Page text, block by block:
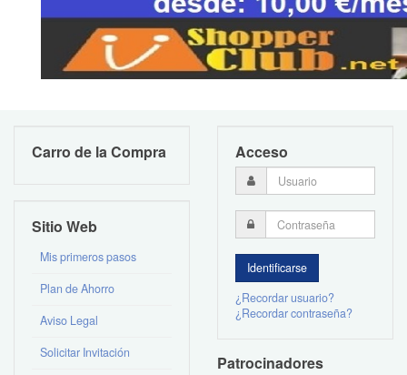
Carro de la Compra
Sitio Web
Mis primeros pasos
Plan de Ahorro
Aviso Legal
Solicitar Invitación
Acceso
¿Recordar usuario?
¿Recordar contraseña?
Patrocinadores